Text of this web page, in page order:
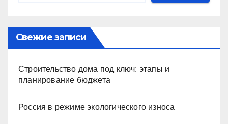
Свежие записи
Строительство дома под ключ: этапы и
планирование бюджета
Россия в режиме экологического износа